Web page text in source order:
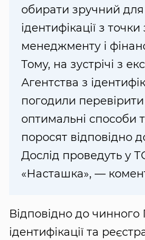
обирати зручний
ідентифікації з точки
менеджменту і
Тому, на зустрічі з
Агентства з
погодили
оптимальні способи
поросят відповідно
Дослід проведуть у
«Насташка», —
Відповідно до
ідентифікації та